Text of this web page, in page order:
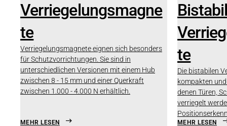
Verriegelungsmagne
te
Verriegelungsmagnete eignen sich besonders
für Schutzvorrichtungen. Sie sind in
unterschiedlichen Versionen mit einem Hub
zwischen 8 - 15 mm und einer Querkraft
zwischen 1.000 - 4.000 N erhältlich.
MEHR LESEN
te
Die bistabilen
kompakten
denen Türen,
verriegelt
MEHR LESEN